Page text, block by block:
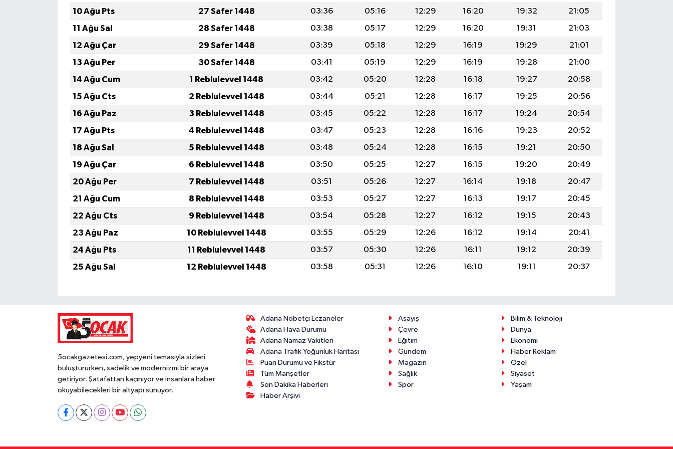
10 Ağu Pts 27 Safer 1448 03:36 05:16 12:29 16:20 19:32
21:05
11 Ağu Sal
28 Safer 1448 03:38 05:17 12:29 16:20 19:31
21:03
12 Ağu Çar
29 Safer 1448 03:39 05:18 12:29 16:19 19:29
21:01
13 Ağu Per
30 Safer 1448 03:41 05:19 12:29 16:19 19:28
21:00
14 Ağu Cum
1 Rebiulevvel 1448 03:42 05:20 12:28 16:18 19:27
20:58
15 Ağu Cts
2 Rebiulevvel 1448 03:44 05:21 12:28 16:17 19:25
20:56
16 Ağu Paz
3 Rebiulevvel 1448 03:45 05:22 12:28 16:17 19:24
20:54
17 Ağu Pts
4 Rebiulevvel 1448 03:47 05:23 12:28 16:16 19:23
20:52
18 Ağu Sal
5 Rebiulevvel 1448 03:48 05:24 12:28 16:15 19:21
20:50
19 Ağu Çar
6 Rebiulevvel 1448 03:50 05:25 12:27 16:15 19:20
20:49
20 Ağu Per
7 Rebiulevvel 1448 03:51 05:26 12:27 16:14 19:18
20:47
21 Ağu Cum
8 Rebiulevvel 1448 03:53 05:27 12:27 16:13 19:17
20:45
22 Ağu Cts
9 Rebiulevvel 1448 03:54 05:28 12:27 16:12 19:15
20:43
23 Ağu Paz
10 Rebiulevvel 1448 03:55 05:29 12:26 16:12 19:14
20:41
24 Ağu Pts
11 Rebiulevvel 1448 03:57 05:30 12:26 16:11 19:12
20:39
25 Ağu Sal
12 Rebiulevvel 1448 03:58 05:31 12:26 16:10 19:11 20:37
5ocakgazetesi.com, yepyeni temasıyla sizleri
buluştururken, sadelik ve modernizmi bir araya
getiriyor. Şatafattan kaçınıyor ve insanlara haber
okuyabilecekleri bir altyapı sunuyor.
Adana Nöbetçi Eczaneler
Adana Hava Durumu
Adana Namaz Vakitleri
Adana Trafik Yoğunluk Haritası
Puan Durumu ve Fikstür
Tüm Manşetler
Son Dakika Haberleri
Haber Arşivi
Asayiş
Bilim & Teknoloji
Çevre
Dünya
Eğitim
Ekonomi
Gündem
Haber Reklam
Magazin
Özel
Sağlık
Siyaset
Spor
Yaşam